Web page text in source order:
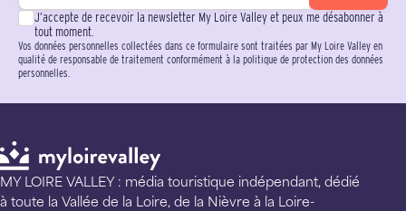
J’accepte de recevoir la newsletter My Loire Valley et peux me désabonner à
tout moment.
Vos données personnelles collectées dans ce formulaire sont traitées par My Loire Valley en
qualité de responsable de traitement conformément à la politique de protection des données
personnelles.
MY LOIRE VALLEY : média touristique indépendant, dédié
à toute la Vallée de la Loire, de la Nièvre à la Loire-